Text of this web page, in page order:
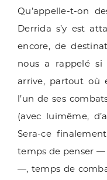
Qu’appelle-t-on
Derrida s’y est
encore, de
nous a rappelé
arrive, partout où
l’un de ses
(avec luimême,
Sera-ce
temps de penser —
—, temps de